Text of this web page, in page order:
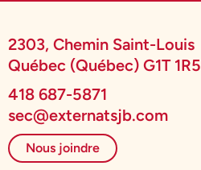
2303, Chemin Saint-Louis
Québec (Québec) G1T 1R5
418 687-5871
sec@externatsjb.com
Nous joindre